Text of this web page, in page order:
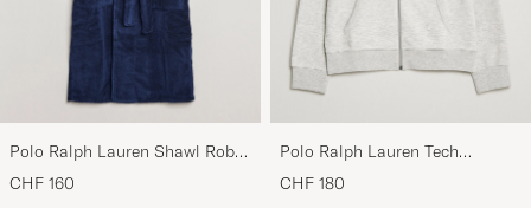
Polo Ralph Lauren Shawl Robe
Navy
CHF 160
Polo Ralph Lauren Tech
Performance Full Zip Light
Sport Heather
CHF 180